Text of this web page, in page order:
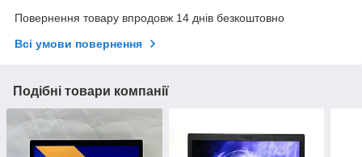
Повернення товару впродовж 14 днів безкоштовно
Всі умови повернення
Подібні товари компанії